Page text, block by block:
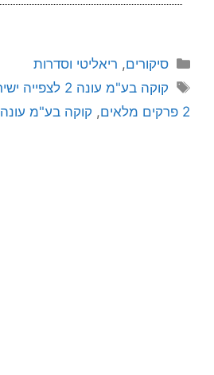
סיקורים, ריאליטי וסדרות
קוקה בע"מ עונה 2 לצפייה ישירה
2 פרקים מלאים
, קוקה בע"מ עונה 2 צפייה ישירה